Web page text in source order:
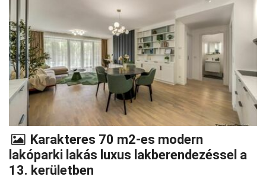
Karakteres 70 m2-es modern
lakóparki lakás luxus lakberendezéssel a
13. kerületben